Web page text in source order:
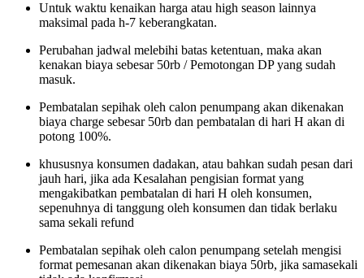
Untuk waktu kenaikan harga atau high season lainnya
maksimal pada h-7 keberangkatan.
Perubahan jadwal melebihi batas ketentuan, maka akan
kenakan biaya sebesar 50rb / Pemotongan DP yang sudah
masuk.
Pembatalan sepihak oleh calon penumpang akan dikenakan
biaya charge sebesar 50rb dan pembatalan di hari H akan di
potong 100%.
khususnya konsumen dadakan, atau bahkan sudah pesan dari
jauh hari, jika ada Kesalahan pengisian format yang
mengakibatkan pembatalan di hari H oleh konsumen,
sepenuhnya di tanggung oleh konsumen dan tidak berlaku
sama sekali refund
Pembatalan sepihak oleh calon penumpang setelah mengisi
format pemesanan akan dikenakan biaya 50rb, jika samasekali